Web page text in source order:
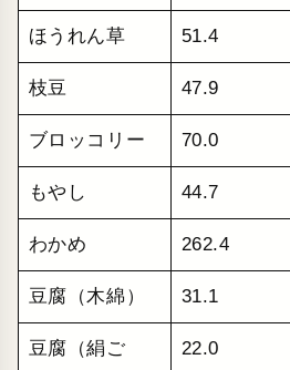
ほうれん草 51.4
枝豆 47.9
ブロッコリー 70.0
もやし 44.7
わかめ 262.4
豆腐（木綿） 31.1
豆腐（絹ご
22.0